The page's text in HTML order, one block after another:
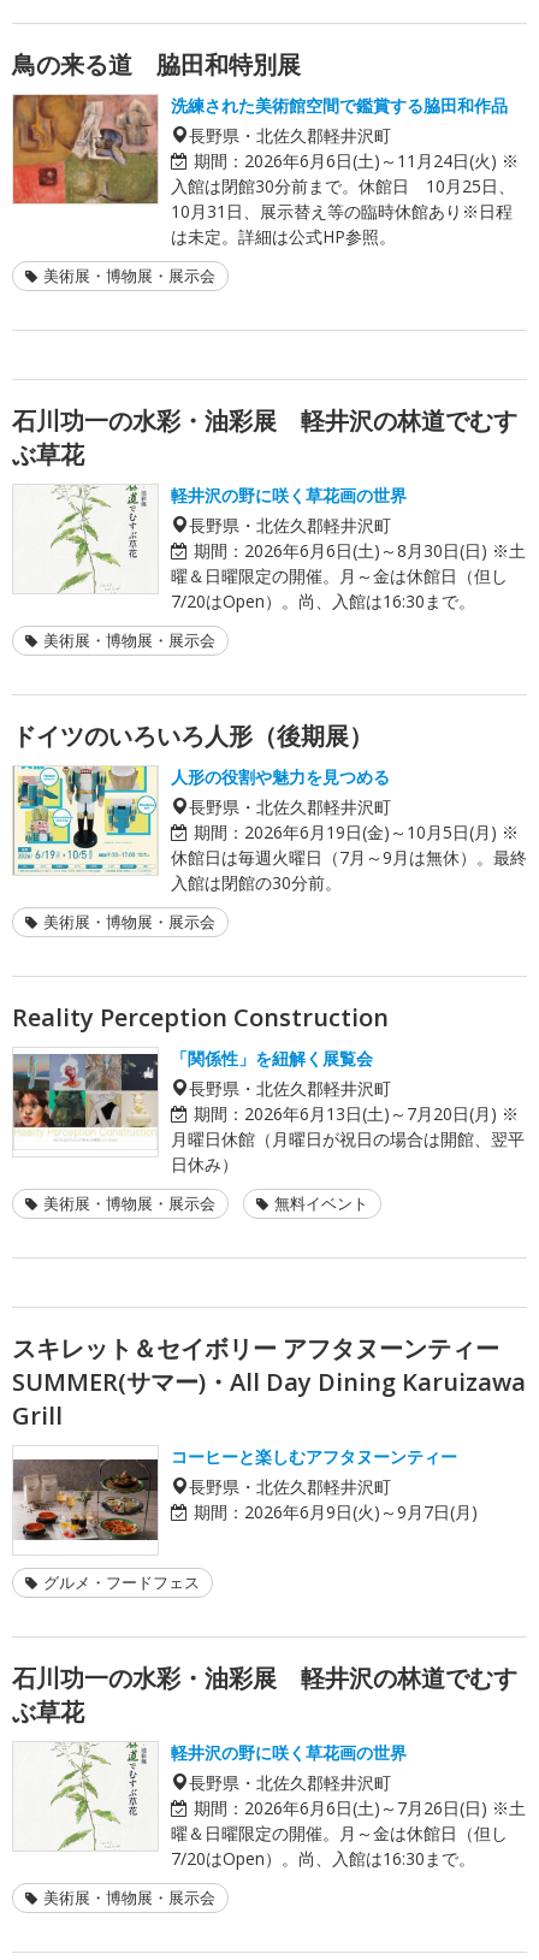
鳥の来る道 脇田和特別展
洗練された美術館空間で鑑賞する脇田和作品
長野県・北佐久郡軽井沢町
期間： 2026年6月6日(土)～11月24日(火) ※
入館は閉館30分前まで。休館日 10月25日、
10月31日、展示替え等の臨時休館あり※日程
は未定。詳細は公式HP参照。
美術展・博物展・展示会
石川功一の水彩・油彩展 軽井沢の林道でむす
ぶ草花
軽井沢の野に咲く草花画の世界
長野県・北佐久郡軽井沢町
期間： 2026年6月6日(土)～8月30日(日) ※土
曜＆日曜限定の開催。月～金は休館日（但し
7/20はOpen）。尚、入館は16:30まで。
美術展・博物展・展示会
ドイツのいろいろ人形（後期展）
人形の役割や魅力を見つめる
長野県・北佐久郡軽井沢町
期間： 2026年6月19日(金)～10月5日(月) ※
休館日は毎週火曜日（7月～9月は無休）。最終
入館は閉館の30分前。
美術展・博物展・展示会
Reality Perception Construction
「関係性」を紐解く展覧会
長野県・北佐久郡軽井沢町
期間： 2026年6月13日(土)～7月20日(月) ※
月曜日休館（月曜日が祝日の場合は開館、翌平
日休み）
美術展・博物展・展示会 無料イベント
スキレット＆セイボリー アフタヌーンティー
SUMMER(サマー)・All Day Dining Karuizawa
Grill
コーヒーと楽しむアフタヌーンティー
長野県・北佐久郡軽井沢町
期間： 2026年6月9日(火)～9月7日(月)
グルメ・フードフェス
石川功一の水彩・油彩展 軽井沢の林道でむす
ぶ草花
軽井沢の野に咲く草花画の世界
長野県・北佐久郡軽井沢町
期間： 2026年6月6日(土)～7月26日(日) ※土
曜＆日曜限定の開催。月～金は休館日（但し
7/20はOpen）。尚、入館は16:30まで。
美術展・博物展・展示会